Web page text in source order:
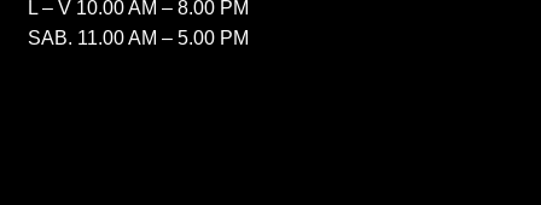
L – V 10.00 AM – 8.00 PM
SAB. 11.00 AM – 5.00 PM